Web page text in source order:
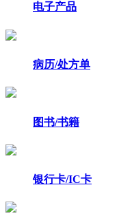
电子产品
病历/处方单
图书/书籍
银行卡/IC卡